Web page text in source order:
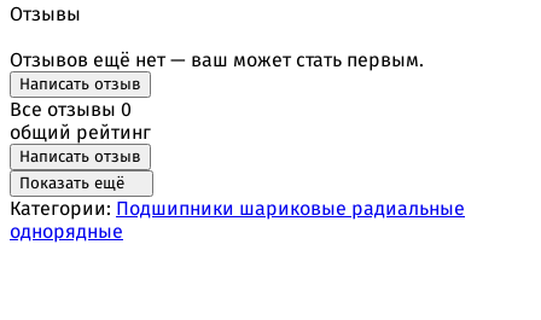
Отзывы
Отзывов ещё нет — ваш может стать первым.
Написать отзыв
Все отзывы 0
общий рейтинг
Написать отзыв
Показать ещё
Категории: Подшипники шариковые радиальные
однорядные